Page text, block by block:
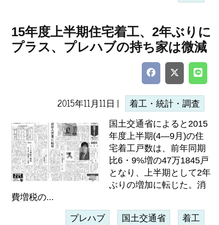
15年度上半期住宅着工、2年ぶりに
プラス、プレハブの持ち家は微減
2015年11月11日 | 着工・統計・調査
国土交通省によると2015
年度上半期(4―9月)の住
宅着工戸数は、前年同期
比6・9%増の47万1845戸
となり、上半期として2年
ぶりの増加に転じた。消
費増税の...
プレハブ 国土交通省 着工